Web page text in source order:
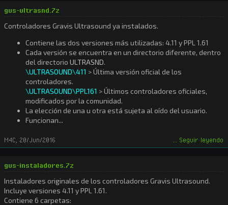
gus-ultrasnd.7z
Controladores Gravis Ultrasound ya instalados.
Contiene las dos versiones más utilizadas: 4.11 y PPL 1.61
Cada versión se encuentra en un directorio diferente, dentro
del directorio ULTRASND.
\ULTRASOUND\411 > Última versión oficial de los
controladores.
\ULTRASOUND\PPL161 > Últimos controladores oficiales,
modificados por la comunidad.
La elección de una u otra está sujeta al oído del usuario.
Funcionan...
M4C 20/Jun/2016 ... Seguir leyendo
gus-instaladores.7z
Instaladores originales de los controladores Gravis Ultrasound.
Incluye versiones 4.11 y PPL 1.61.
Contiene 6 carpetas: